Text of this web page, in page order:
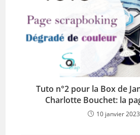
Tuto n°2 pour la Box de
Charlotte Bouchet: la
10 janvier 2023